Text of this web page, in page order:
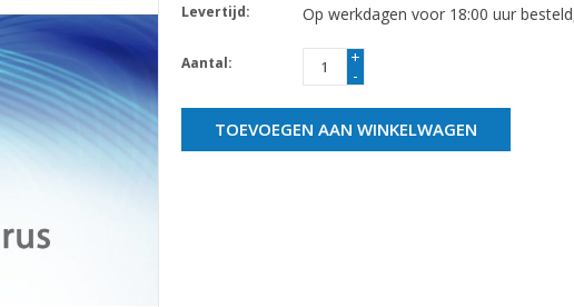
Levertijd: Op werkdagen voor 18:00 uur
Aantal:
+
-
TOEVOEGEN AAN WINKELWAGEN